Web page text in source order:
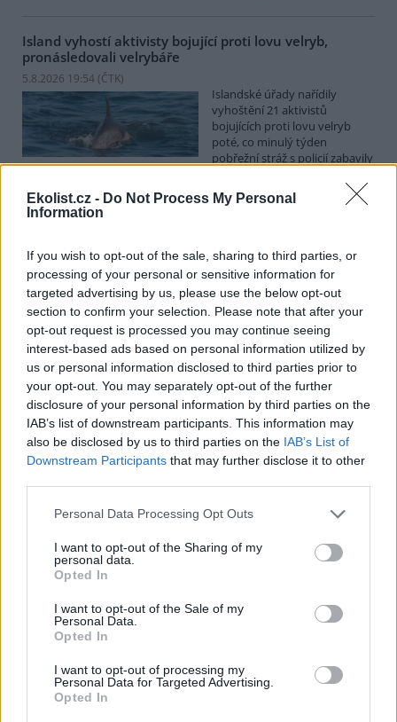
Ekolist.cz - Do Not Process My Personal
Information
If you wish to opt-out of the sale, sharing to third parties, or
processing of your personal or sensitive information for
targeted advertising by us, please use the below opt-out
section to confirm your selection. Please note that after your
opt-out request is processed you may continue seeing
interest-based ads based on personal information utilized by
us or personal information disclosed to third parties prior to
your opt-out. You may separately opt-out of the further
disclosure of your personal information by third parties on the
IAB’s list of downstream participants. This information may
also be disclosed by us to third parties on the IAB’s List of
Downstream Participants that may further disclose it to other
Personal Data Processing Opt Outs
I want to opt-out of the Sharing of my
personal data.
Opted In
I want to opt-out of the Sale of my
Personal Data.
Opted In
I want to opt-out of processing my
Personal Data for Targeted Advertising.
Opted In
Island vyhostí aktivisty bojující proti lovu velryb,
pronásledovali velrybáře
5.8.2026 19:54 (ČTK)
Islandské úřady nařídily
vyhoštění 21 aktivistů
bojujících proti lovu velryb
poté, co minulý týden
pobřežní stráž s policií zabavily
patřící nadaci kanadsko-amerického ekologického aktivisty Paula
Watsona jsou od té doby zadržováni v Reykjavíku. Sám Watson na
palubě nebyl. Píše o tom agentura AFP s odvoláním na islandskou
Záchranná stanice v Praze přijímá kvůli vedrům více
volně žijících zvířat
5.8.2026 17:40 | PRAHA (ČTK)
Kvůli vysokým letním
teplotám pracovníci pražské
záchranné stanice pro volně
žijící živočichy přijímají více
zvířat, nejčastěji
dehydratovaná a vysílená mláďata ptáků nebo veverek. ČTK to
sdělila mluvčí stanice Petra Fišerová. Během současné vlny veder
stanice denně ošetří desítky živočichů, při první letošní vlně horka
jich za jeden týden přijali rekordních 578.
V rybnících Rybářství Třeboň vyschla třetina vody,
5.8.2026 15:42 (ČTK)
Diskuse: 1
které hospodaří na 8000
hektarech vodní plochy, chybí
75 milionů metrů krychlových vody je v rybnících o 28 milionů
metrů krychlových vody méně. Každý týden se kvůli extrémně
vysokým teplotám a nedostatku srážek odpaří další 2,5 procenta.